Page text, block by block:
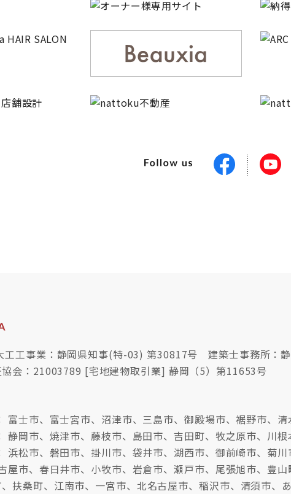
工工事業：静岡県知事(特-03) 第30817号 建築士事務所：
会：21003789 [宅地建物取引業] 静岡（5）第11653号
富士市、富士宮市、沼津市、三島市、御殿場市、裾野市、
静岡市、焼津市、藤枝市、島田市、吉田町、牧之原市、川根
浜松市、磐田市、掛川市、袋井市、湖西市、御前崎市、菊川
屋市、春日井市、小牧市、岩倉市、瀬戸市、尾張旭市、豊
扶桑町、江南市、一宮市、北名古屋市、稲沢市、清須市